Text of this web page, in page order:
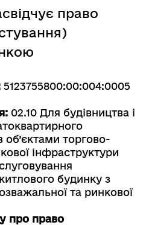
право
5123755800:00:004:0005
02.10 Для будівництва і
торгово-
інфраструктури
будинку з
та ринкової
про право